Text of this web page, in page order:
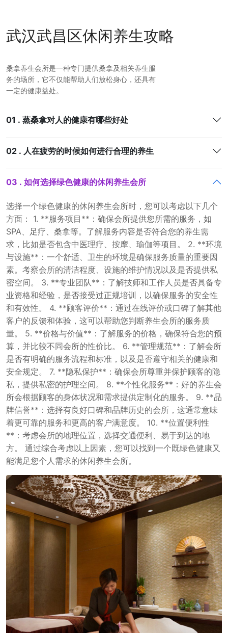
武汉武昌区休闲养生攻略
桑拿养生会所是一种专门提供桑拿及相关养生服
务的场所，它不仅能帮助人们放松身心，还具有
一定的健康益处。
01 . 蒸桑拿对人的健康有哪些好处
02 . 人在疲劳的时候如何进行合理的养生
03 . 如何选择绿色健康的休闲养生会所
选择一个绿色健康的休闲养生会所时，您可以考虑以下几个
方面： 1. **服务项目**：确保会所提供您所需的服务，如
SPA、足疗、桑拿等。了解服务内容是否符合您的养生需
求，比如是否包含中医理疗、按摩、瑜伽等项目。 2. **环境
与设施**：一个舒适、卫生的环境是确保服务质量的重要因
素。考察会所的清洁程度、设施的维护情况以及是否提供私
密空间。 3. **专业团队**：了解技师和工作人员是否具备专
业资格和经验，是否接受过正规培训，以确保服务的安全性
和有效性。 4. **顾客评价**：通过在线评价或口碑了解其他
客户的反馈和体验，这可以帮助您判断养生会所的服务质
量。 5. **价格与价值**：了解服务的价格，确保符合您的预
算，并比较不同会所的性价比。 6. **管理规范**：了解会所
是否有明确的服务流程和标准，以及是否遵守相关的健康和
安全规定。 7. **隐私保护**：确保会所尊重并保护顾客的隐
私，提供私密的护理空间。 8. **个性化服务**：好的养生会
所会根据顾客的身体状况和需求提供定制化的服务。 9. **品
牌信誉**：选择有良好口碑和品牌历史的会所，这通常意味
着更可靠的服务和更高的客户满意度。 10. **位置便利性
**：考虑会所的地理位置，选择交通便利、易于到达的地
方。 通过综合考虑以上因素，您可以找到一个既绿色健康又
能满足您个人需求的休闲养生会所。